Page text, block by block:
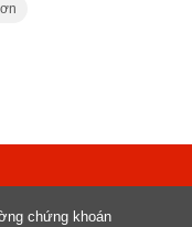
chứng khoán